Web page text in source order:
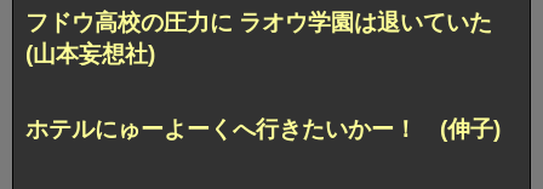
フドウ高校の圧力に ラオウ学園は退いていた
(山本妄想社)
ホテルにゅーよーくへ行きたいかー！ (伸子)